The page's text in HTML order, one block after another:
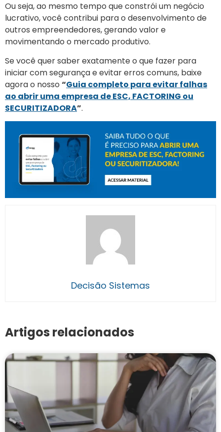
Ou seja, ao mesmo tempo que constrói um negócio
lucrativo, você contribui para o desenvolvimento de
outros empreendedores, gerando valor e
movimentando o mercado produtivo.
Se você quer saber exatamente o que fazer para
iniciar com segurança e evitar erros comuns, baixe
agora o nosso “Guia completo para evitar falhas
ao abrir uma empresa de ESC, FACTORING ou
SECURITIZADORA”.
Decisão Sistemas
Artigos relacionados